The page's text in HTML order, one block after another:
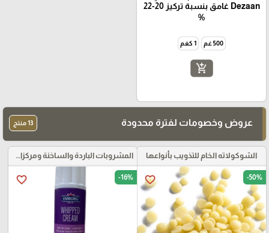
Dezaan غامق بنسبة تركيز 20-22
%
500 غم 1 كغم
add_shopping_cart
عروض وخصومات لفترة محدودة 13 منتج
الشوكولاته الخام للتذويب بأنواعها
favorite_border -50%
المشروبات الباردة والساخنة ومركزات الموهيتو
favorite_border -16%